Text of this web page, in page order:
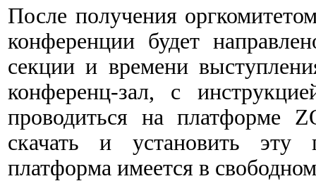
После получения
конференции будет
секции и времени
конференц-зал, с
проводиться на платформе
скачать и установить
платформа имеется в